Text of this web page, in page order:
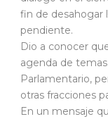
fin de desahogar
pendiente.
Dio a conocer
agenda de
Parlamentario,
otras fracciones
En un mensaje